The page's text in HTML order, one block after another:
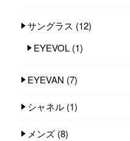
サングラス (12)
EYEVOL (1)
EYEVAN (7)
シャネル (1)
メンズ (8)